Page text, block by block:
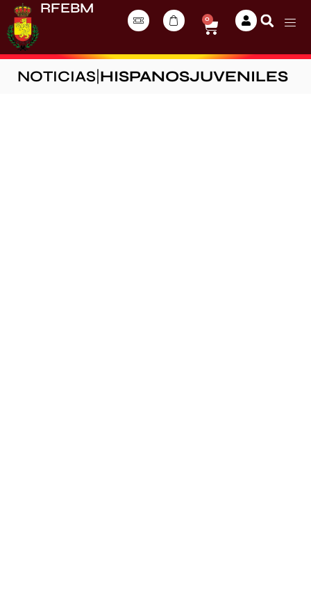
RFEBM
0
NOTICIAS HISPANOSJUVENILES